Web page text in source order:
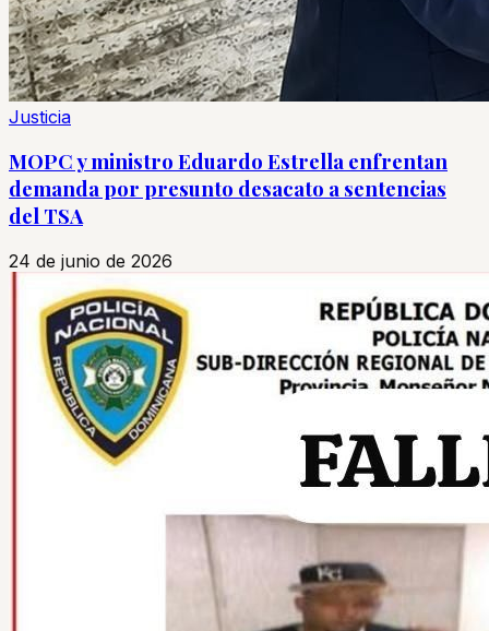
Justicia
MOPC y ministro Eduardo Estrella enfrentan
demanda por presunto desacato a sentencias
del TSA
24 de junio de 2026